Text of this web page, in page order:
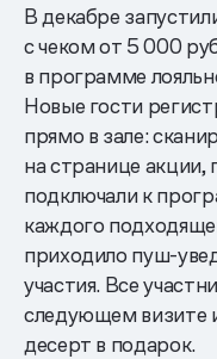
В декабре
с чеком от 5 000
в программе
Новые гости
прямо в зале:
на странице акции,
подключали к
каждого
приходило пуш-
участия. Все
следующем визите
десерт в подарок.